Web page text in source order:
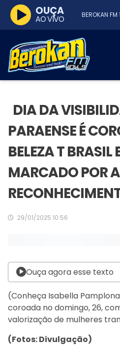
BEROKAN FM
OUÇA
AO VIVO
DIA DA
PARAENSE É
BELEZA T
MARCADO POR
29/01/2025 10:56
Ouça agora esse texto
(Conheça Isabella
coroada no domingo, 26,
valorização de mulheres
(Fotos: Divulgação)